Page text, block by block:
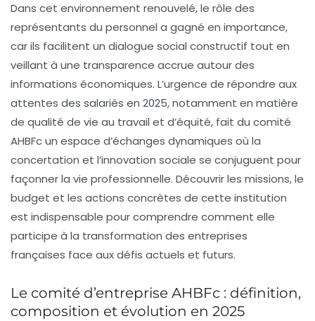
Dans cet environnement renouvelé, le rôle des
représentants du personnel a gagné en importance,
car ils facilitent un dialogue social constructif tout en
veillant à une transparence accrue autour des
informations économiques. L’urgence de répondre aux
attentes des salariés en 2025, notamment en matière
de qualité de vie au travail et d’équité, fait du comité
AHBFc un espace d’échanges dynamiques où la
concertation et l’innovation sociale se conjuguent pour
façonner la vie professionnelle. Découvrir les missions, le
budget et les actions concrètes de cette institution
est indispensable pour comprendre comment elle
participe à la transformation des entreprises
françaises face aux défis actuels et futurs.
Le comité d’entreprise AHBFc : définition,
composition et évolution en 2025